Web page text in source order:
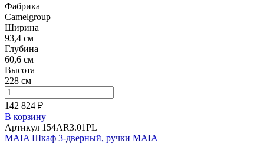
Фабрика
Camelgroup
Ширина
93,4 см
Глубина
60,6 см
Высота
228 см
142 824 ₽
В корзину
Артикул 154AR3.01PL
MAIA Шкаф 3-дверный, ручки MAIA